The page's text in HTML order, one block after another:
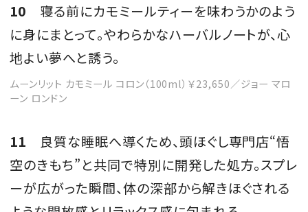
10 寝る前にカモミールティーを味わうかのよう
に身にまとって。やわらかなハーバルノートが、心
地よい夢へと誘う。
ムーンリット カモミール コロン（100ml）￥23,650／ジョー マロ
ーン ロンドン
11 良質な睡眠へ導くため、頭ほぐし専門店“悟
空のきもち”と共同で特別に開発した処方。スプレ
ーが広がった瞬間、体の深部から解きほぐされる